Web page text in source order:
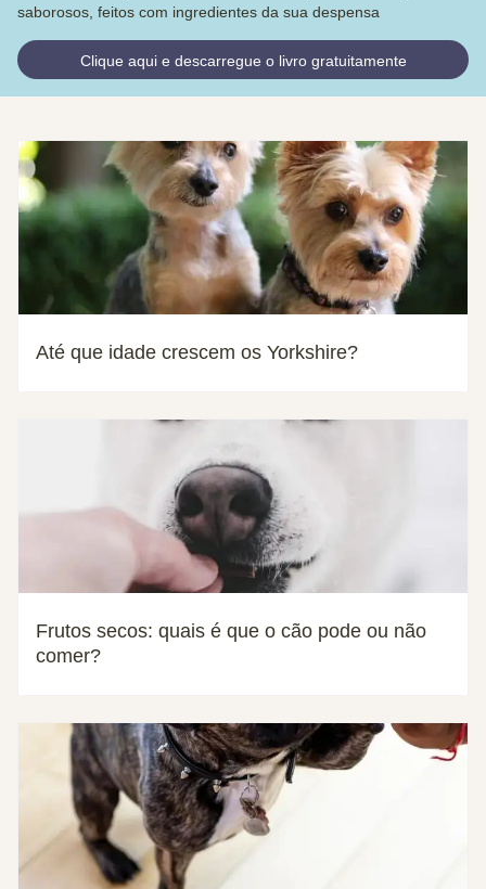
saborosos, feitos com ingredientes da sua despensa
Clique aqui e descarregue o livro gratuitamente
Até que idade crescem os Yorkshire?
Frutos secos: quais é que o cão pode ou não
comer?